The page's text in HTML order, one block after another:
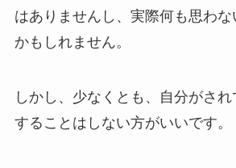
はありませんし、実際何も思わ
かもしれません。
しかし、少なくとも、自分がされ
することはしない方がいいです。